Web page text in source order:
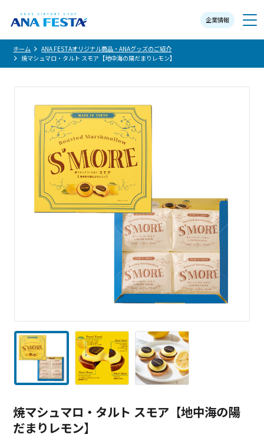
企業情報
メニュー
ホーム
ANA FESTAオリジナル商品・ANAグッズのご紹介
焼マシュマロ・タルト スモア【地中海の陽だまりレモン】
焼マシュマロ・タルト スモア【地中海の陽
だまりレモン】